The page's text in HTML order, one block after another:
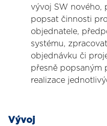
vývoj SW nového,
popsat činnosti
objednatele,
systému,
objednávku či
přesně popsaným
realizace
Vývoj